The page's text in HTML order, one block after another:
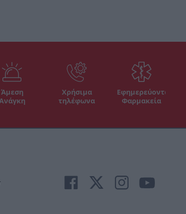
Άμεση
Χρήσιμα
τηλέφωνα
Εφημερεύοντα
Φαρμακεία